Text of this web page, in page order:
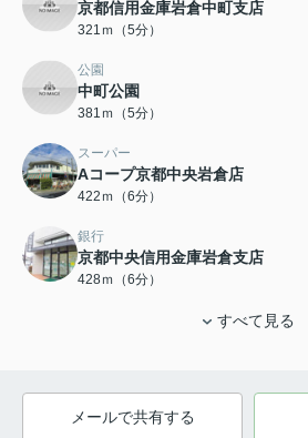
京都信用金庫岩倉中町支店
321ｍ（5分）
公園
中町公園
381ｍ（5分）
スーパー
Aコープ京都中央岩倉店
422ｍ（6分）
銀行
京都中央信用金庫岩倉支店
428ｍ（6分）
すべて見る
メールで共有する